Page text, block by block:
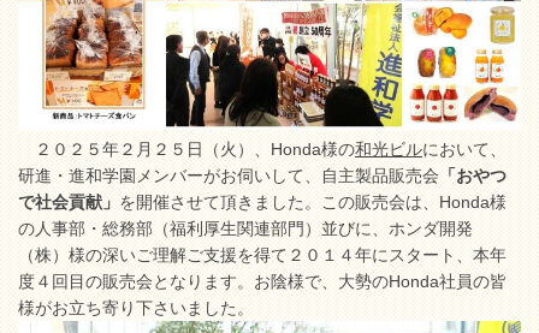
２０２５年２月２５日（火）、Honda様の和光ビルにおいて、
研進・進和学園メンバーがお伺いして、自主製品販売会「おやつ
で社会貢献」を開催させて頂きました。この販売会は、Honda様
の人事部・総務部（福利厚生関連部門）並びに、ホンダ開発
（株）様の深いご理解ご支援を得て２０１４年にスタート、本年
度４回目の販売会となります。お陰様で、大勢のHonda社員の皆
様がお立ち寄り下さいました。